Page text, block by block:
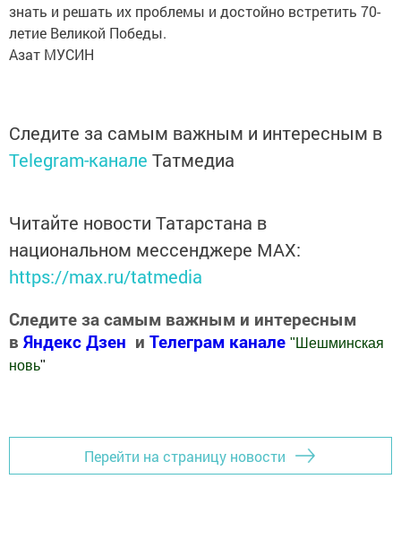
знать и решать их проблемы и достойно встретить 70-
летие Великой Победы.
Азат МУСИН
Следите за самым важным и интересным в
Telegram-канале Татмедиа
Читайте новости Татарстана в
национальном мессенджере MАХ:
https://max.ru/tatmedia
Следите за самым важным и интересным
в Яндекс Дзен и Телеграм канале " Шешминская
новь"
Перейти на страницу новости